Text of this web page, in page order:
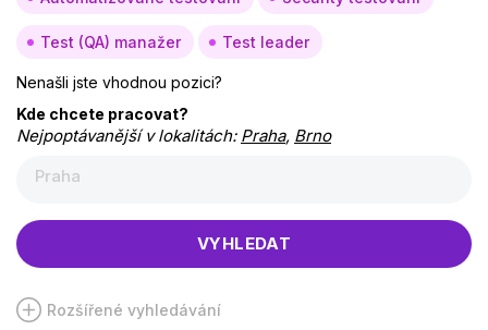
Test (QA) manažer Test leader
Nenašli jste vhodnou pozici?
Kde chcete pracovat?
Nejpoptávanější v lokalitách: Praha, Brno
Praha
VYHLEDAT
Rozšířené vyhledávání